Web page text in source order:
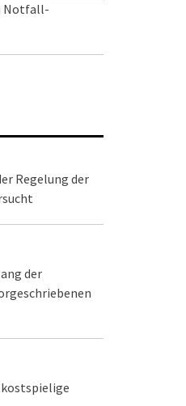
Notfall-
Regelung der
der
kostspielige